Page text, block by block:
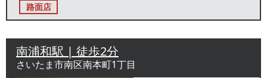
路面店
南浦和駅 | 徒歩2分
さいたま市南区南本町1丁目